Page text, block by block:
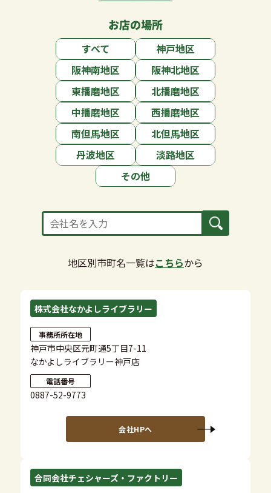
お店の場所
すべて
神戸地区
阪神南地区
阪神北地区
東播磨地区
北播磨地区
中播磨地区
西播磨地区
南但馬地区
北但馬地区
丹波地区
淡路地区
その他
地区別市町名一覧はこちらから
株式会社なかよしライブラリー
事務所所在地
神戸市中央区元町通5丁目7-11
なかよしライブラリー神戸店
電話番号
0887-52-9773
会社HPへ
合同会社チェシャーズ・ファクトリー